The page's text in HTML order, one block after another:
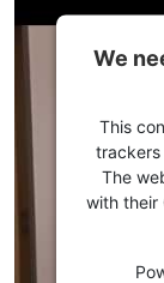
We
This
trackers
The
with their